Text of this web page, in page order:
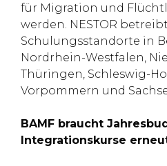
für Migration und
werden. NESTOR betreibt
Schulungsstandorte in
Nordrhein-Westfalen,
Thüringen, Schleswig-
Vorpommern und
BAMF braucht
Integrationskurse